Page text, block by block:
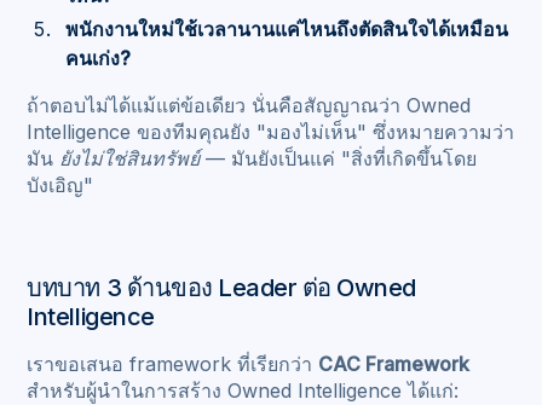
พนักงานใหม่ใช้เวลานานแค่ไหนถึงตัดสินใจได้เหมือน
คนเก่ง?
ถ้าตอบไม่ได้แม้แต่ข้อเดียว นั่นคือสัญญาณว่า Owned
Intelligence ของทีมคุณยัง "มองไม่เห็น" ซึ่งหมายความว่า
มัน ยังไม่ใช่สินทรัพย์— มันยังเป็นแค่ "สิ่งที่เกิดขึ้นโดย
บังเอิญ"
บทบาท 3 ด้านของ Leader ต่อ Owned
Intelligence
เราขอเสนอ framework ที่เรียกว่า CAC Framework
สำหรับผู้นำในการสร้าง Owned Intelligence ได้แก่: